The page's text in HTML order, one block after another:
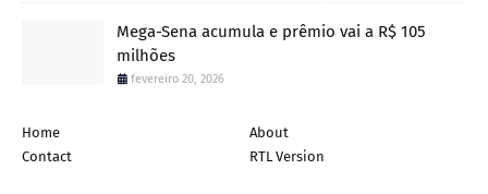
Mega-Sena acumula e prêmio vai a R$ 105
milhões
fevereiro 20, 2026
Home
About
Contact
RTL Version